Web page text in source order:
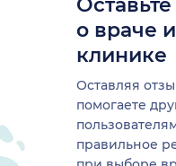
о враче
клинике
Оставляя
помогаете
правильное